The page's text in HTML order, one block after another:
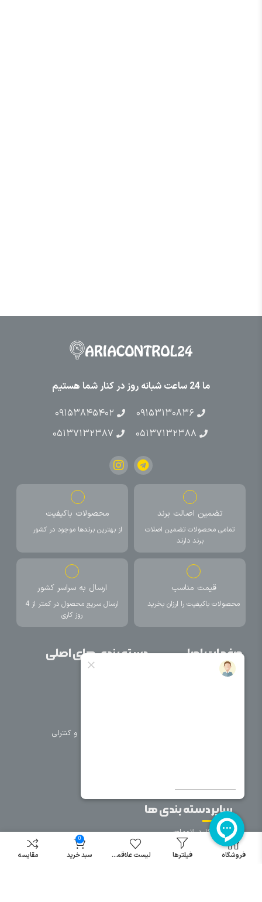
ما 24 ساعت شبانه روز در کنار شما هستیم
۰۹۱۵۳۱۳۰۸۳۶
۰۹۱۵۳۸۴۵۴۰۲
۰۵۱۳۷۱۳۲۳۸۸
۰۵۱۳۷۱۳۲۳۸۷
تضمین اصالت برند
تمامی محصولات تضمین اصلات
برند دارند
محصولات باکیفیت
از بهترین برندها موجود در کشور
قیمت مناسب
محصولات باکیفیت را ارزان بخرید
ارسال به سراسر کشور
ارسال سریع محصول در کمتر از 4
روز کاری
صفحات اصلی
خانه
دسته بندی های اصلی
تجهیزات حفاظتی و کنترلی
سایر دسته بندی ها
خرید کلید اتومات
خرید کنتاکتور
خرید فیوز
فروشگاه فیلترها لیست علاقمندی
0
سبد خرید مقایسه